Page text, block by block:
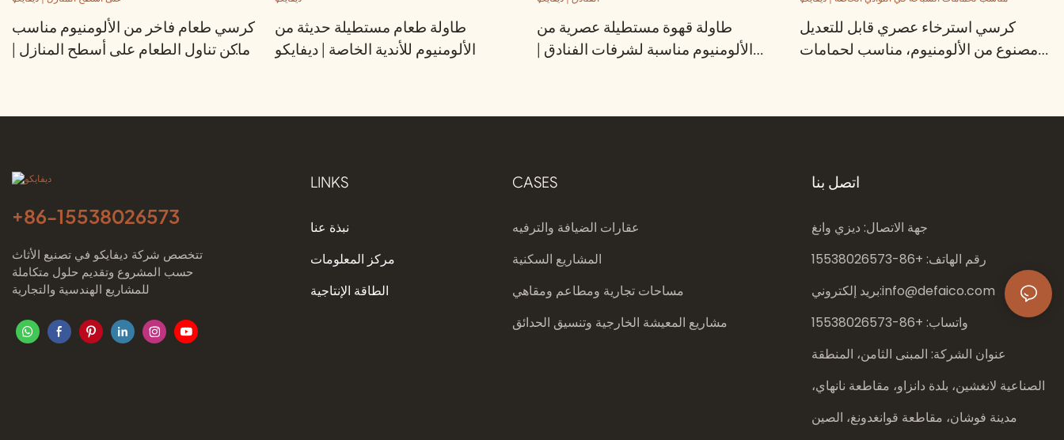
كرسي طعام فاخر من الألومنيوم مناسب
لأماكن تناول الطعام على أسطح المنازل |
طاولة طعام مستطيلة حديثة من
الألومنيوم للأندية الخاصة | ديفايكو
طاولة قهوة مستطيلة عصرية من
الألومنيوم مناسبة لشرفات الفنادق |
كرسي استرخاء عصري قابل للتعديل
مصنوع من الألومنيوم، مناسب لحمامات
+86-15538026573
تتخصص شركة ديفايكو في تصنيع الأثاث
حسب المشروع وتقديم حلول متكاملة
للمشاريع الهندسية والتجارية
LINKS
نبذة عنا
مركز المعلومات
الطاقة الإنتاجية
CASES
عقارات الضيافة والترفيه
المشاريع السكنية
مساحات تجارية ومطاعم ومقاهي
مشاريع المعيشة الخارجية وتنسيق الحدائق
اتصل بنا
جهة الاتصال: ديزي وانغ
رقم الهاتف: +86-
15538026573
بريد إلكتروني:info@defaico.com
واتساب: +86-
15538026573
عنوان الشركة: المبنى الثامن، المنطقة
الصناعية لانغشين، بلدة دانزاو، مقاطعة نانهاي،
مدينة فوشان، مقاطعة قوانغدونغ، الصين